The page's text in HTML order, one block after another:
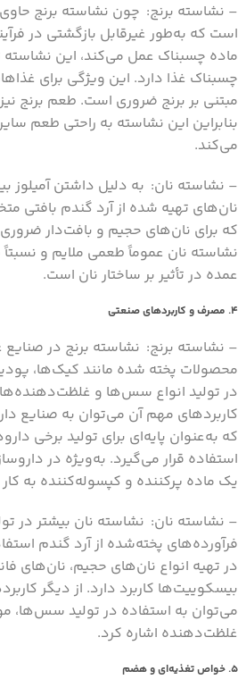
– نشاسته برنج: چون نشاسته برنج حاوی
است که به‌طور غیرقابل بازگشتی در
ماده چسبناک عمل می‌کند، این نشاسته
چسبناک غذا دارد. این ویژگی برای
مبتنی بر برنج ضروری است. طعم برنج
بنابراین این نشاسته به راحتی طعم
می‌کند.
– نشاسته نان: به دلیل داشتن آمیلوز
نان‌های تهیه شده از آرد گندم بافتی
که برای نان‌های حجیم و بافت‌دار
نشاسته نان عموماً طعمی ملایم و نسبتاً
عمده در تأثیر بر ساختار نان است.
4. مصرف و کاربردهای صنعتی
– نشاسته برنج: نشاسته برنج در صنایع
محصولات پخته شده مانند کیک‌ها،
در تولید انواع سس‌ها و غلظت‌دهنده‌ها
کاربردهای مهم آن می‌توان به صنایع
که به‌عنوان پایه‌ای برای تولید برخی
استفاده قرار می‌گیرد. به‌ویژه در
یک ماده پرکننده و کپسوله‌کننده به
– نشاسته نان: نشاسته نان بیشتر در
فرآورده‌های پخته‌شده از آرد گندم
در تهیه انواع نان‌های حجیم، نان‌های
بیسکوییت‌ها کاربرد دارد. از دیگر
می‌توان به استفاده در تولید سس‌ها،
غلظت‌دهنده اشاره کرد.
5. خواص تغذیه‌ای و هضم